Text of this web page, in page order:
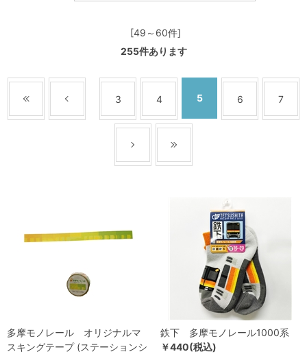
[49～60件]
255件あります
3 4 5 6 7
多摩モノレール オリジナルマ
スキングテープ (ステーションシ
鉄下 多摩モノレール1000系
￥440(税込)